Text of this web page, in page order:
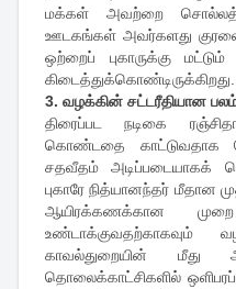
மக்கள் அவற்றை
ஊடகங்கள் அவர்களது குரலை
ஒற்றைப் புகாருக்கு
3. வழக்கின் சட்டரீதியான
திரைப்பட நடிகை
கொண்டதை காட்டுவதாக
சதவீதம் அடிப்படையாகக்
புகாரே நித்யானந்தர் மீதான
ஆயிரக்கணக்கான
உண்டாக்குவதற்காகவும்
காவல்துறையின் மீது
தொலைக்காட்சிகளில்